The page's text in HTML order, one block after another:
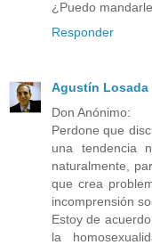
¿Puedo
Responder
Agustín Losada
Don Anónimo:
Perdone que
una tendencia
naturalmente,
que crea
incomprensión
Estoy de
la